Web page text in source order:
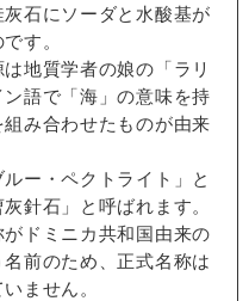
石にソーダと水酸基が
す。
地質学者の娘の「ラリ
語で「海」の意味を持
み合わせたものが由来
ー・ペクトライト」と
針石」と呼ばれます。
ドミニカ共和国由来の
前のため、正式名称は
ません。